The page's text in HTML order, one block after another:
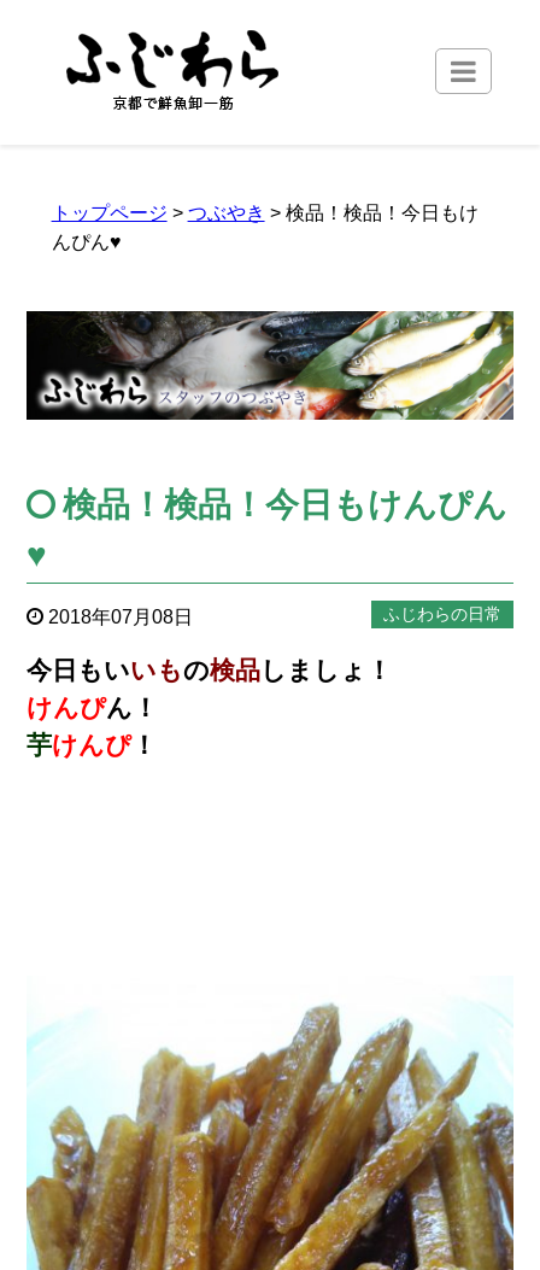
トップページ > つぶやき > 検品！検品！今日もけ
んぴん♥
検品！検品！今日もけんぴん
♥
2018年07月08日 ふじわらの日常
今日もいいもの検品しましょ！
けんぴん！
芋けんぴ！